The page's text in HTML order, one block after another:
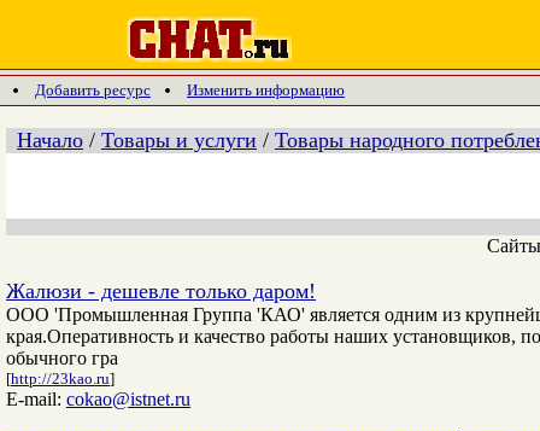
Добавить ресурс Изменить информацию
Начало / Товары и услуги / Товары народного
Жалюзи - дешевле только даром!
ООО 'Промышленная Группа 'КАО' является одним из
края.Оперативность и качество работы наших установщиков,
обычного гра
[http://23kao.ru]
E-mail: cokao@istnet.ru